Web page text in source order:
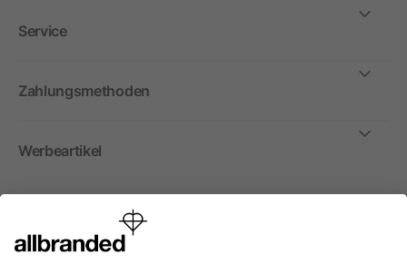
Service
Zahlungsmethoden
Werbeartikel
International